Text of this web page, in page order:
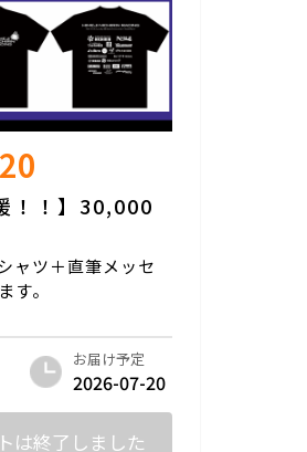
！！】30,000
ャツ＋直筆メッセ
す。
お届け予定
2026-07-20
は終了しました